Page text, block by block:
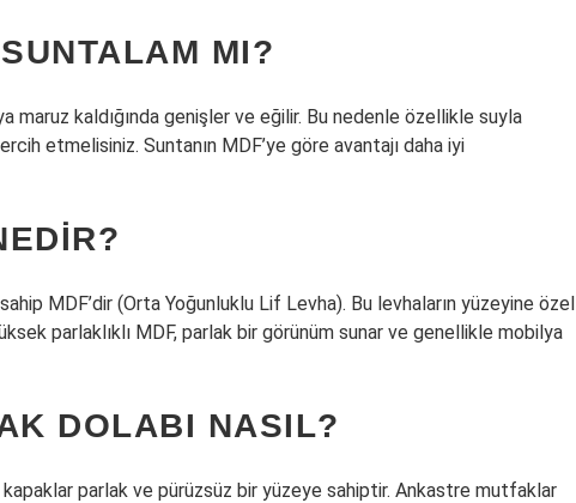
MI?
maruz kaldığında genişler ve eğilir. Bu nedenle özellikle suyla
etmelisiniz. Suntanın MDF’ye göre avantajı daha iyi
MDF’dir (Orta Yoğunluklu Lif Levha). Bu levhaların yüzeyine özel
parlaklıklı MDF, parlak bir görünüm sunar ve genellikle mobilya
DOLABI NASIL?
parlak ve pürüzsüz bir yüzeye sahiptir. Ankastre mutfaklar